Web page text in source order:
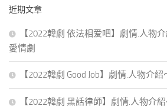
字:
近期文章
【2022韓劇 依法相爱吧】劇情.人物
愛情劇
【2022韓劇 Good Job】劇情.人物介
【2022韓劇 黑話律師】劇情.人物介